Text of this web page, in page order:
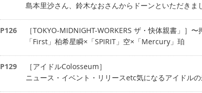
島本里沙さん、鈴木なおさんからドーンといただきま
P126
［TOKYO-MIDNIGHT-WORKERS ザ・快体親書」］
「First」柏希星瞬×「SPIRIT」空×「Mercury」珀
P129
［アイドルColosseum］
ニュース・イベント・リリースetc気になるアイドル